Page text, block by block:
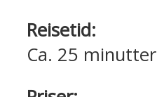
Reisetid:
Ca. 25 minutter